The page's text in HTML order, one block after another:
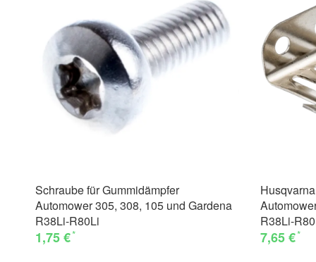
Schraube für Gummidämpfer
Automower 305, 308, 105 und Gardena
R38Li-R80Li
1,75 €*
R38Li-
7,65 €*